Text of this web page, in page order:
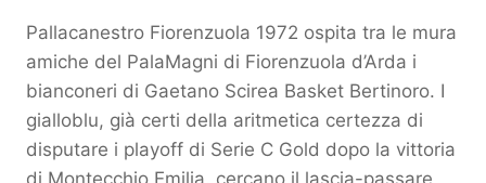
Pallacanestro Fiorenzuola 1972 ospita tra le mura
amiche del PalaMagni di Fiorenzuola d’Arda i
bianconeri di Gaetano Scirea Basket Bertinoro. I
gialloblu, già certi della aritmetica certezza di
disputare i playoff di Serie C Gold dopo la vittoria
di Montecchio Emilia, cercano il lascia-passare